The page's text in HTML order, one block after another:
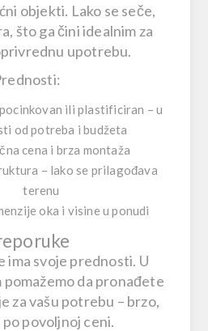
objekti. Lako se seče,
što ga čini idealnim za
upotrebu.
pocinkovan iliplastificiran – u
od potreba i budžeta
cena i brza montaža
– lako se prilagođava
terenu
oka i visine u ponudi
ima svoje prednosti. U
pomažemo da pronađete
za vašu potrebu – brzo,
povoljnoj ceni.